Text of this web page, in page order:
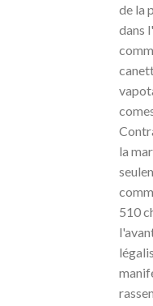
de la
dans
la
510